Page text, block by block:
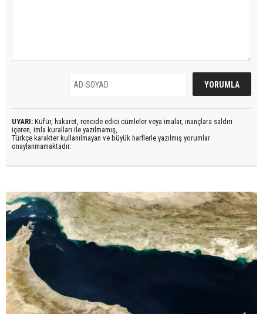
UYARI: Küfür, hakaret, rencide edici cümleler veya imalar, inançlara saldırı
içeren, imla kuralları ile yazılmamış,
Türkçe karakter kullanılmayan ve büyük harflerle yazılmış yorumlar
onaylanmamaktadır.